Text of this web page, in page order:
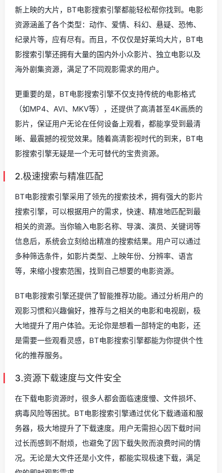
新上映的大片，BT电影搜索引擎都能轻松帮你找到。电影
资源涵盖了各个类型：动作、爱情、科幻、悬疑、恐怖、
纪录片等，应有尽有。而且，不仅仅是好莱坞大片，BT电
影搜索引擎还拥有大量的国内外小众影片、独立电影以及
海外剧集资源，满足了不同观影需求的用户。
更重要的是，BT电影搜索引擎不仅支持传统的电影格式
（如MP4、AVI、MKV等），还提供了高清甚至4K画质的
影片，保证用户无论在任何设备上观看，都能享受到最清
晰、最震撼的视觉效果。随着高清影视时代的到来，BT电
影搜索引擎无疑是一个无可替代的宝贵资源。
2.极速搜索与精准匹配
BT电影搜索引擎采用了领先的搜索技术，拥有强大的影片
搜索引擎，可以根据用户的需求，快速、精准地匹配到最
相关的资源。当你输入电影名称、导演、演员、关键词等
信息后，系统会立刻给出精准的搜索结果。用户可以通过
多种筛选条件，如影片类型、上映年份、分辨率、语言
等，来缩小搜索范围，找到自己想要的电影资源。
BT电影搜索引擎还提供了智能推荐功能。通过分析用户的
观影习惯和兴趣偏好，推荐与之相关的电影和电视剧，极
大地提升了用户体验。无论你是想看一部特定的电影，还
是需要一些观看灵感，BT电影搜索引擎都能为你提供个性
化的推荐服务。
3.资源下载速度与文件安全
在下载电影资源时，很多人都会面临速度慢、文件损坏、
病毒风险等困扰。BT电影搜索引擎通过优化下载通道和服
务器，极大地提升了下载速度。用户无需担心因下载时间
过长而感到不耐烦，也避免了因下载失败而浪费时间的情
况。无论是大文件还是小文件，都能实现极速下载，满足